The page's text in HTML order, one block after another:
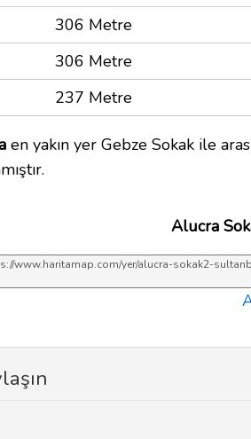
306 Metre
306 Metre
237 Metre
en yakın yer Gebze Sokak ile
Alucra